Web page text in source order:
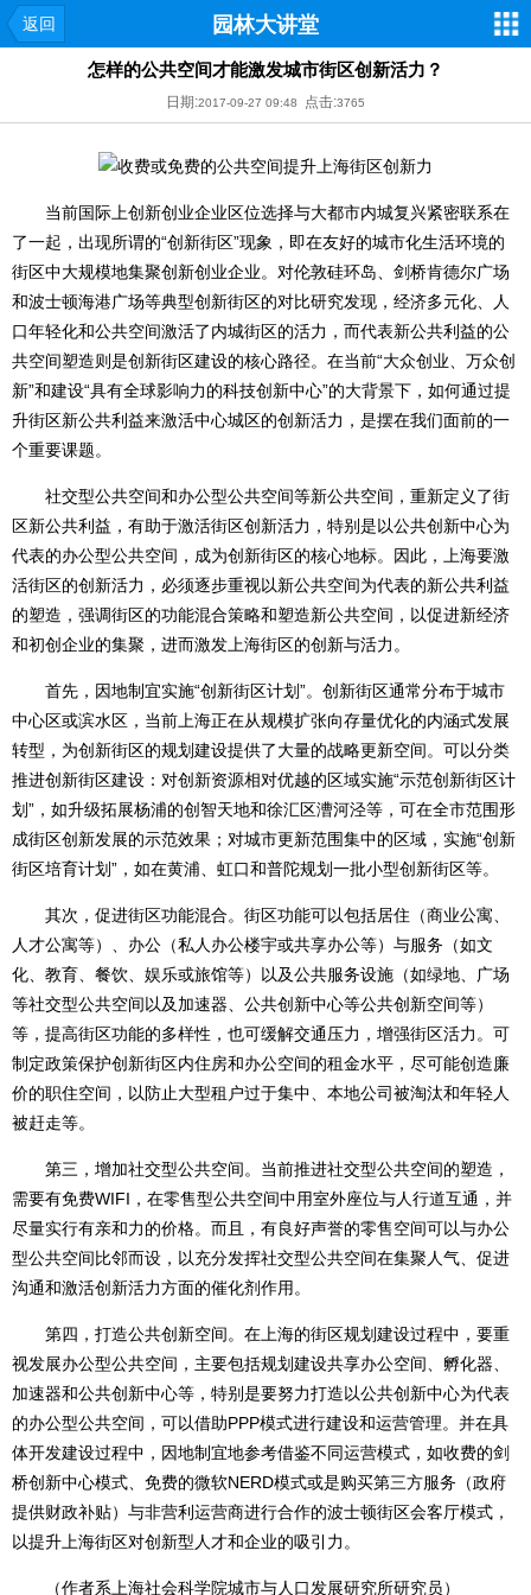
返回 园林大讲堂
怎样的公共空间才能激发城市街区创新活力？
日期:2017-09-27 09:48 点击:3765
当前国际上创新创业企业区位选择与大都市内城复兴紧密联系在
了一起，出现所谓的“创新街区”现象，即在友好的城市化生活环境的
街区中大规模地集聚创新创业企业。对伦敦硅环岛、剑桥肯德尔广场
和波士顿海港广场等典型创新街区的对比研究发现，经济多元化、人
口年轻化和公共空间激活了内城街区的活力，而代表新公共利益的公
共空间塑造则是创新街区建设的核心路径。在当前“大众创业、万众创
新”和建设“具有全球影响力的科技创新中心”的大背景下，如何通过提
升街区新公共利益来激活中心城区的创新活力，是摆在我们面前的一
个重要课题。
社交型公共空间和办公型公共空间等新公共空间，重新定义了街
区新公共利益，有助于激活街区创新活力，特别是以公共创新中心为
代表的办公型公共空间，成为创新街区的核心地标。因此，上海要激
活街区的创新活力，必须逐步重视以新公共空间为代表的新公共利益
的塑造，强调街区的功能混合策略和塑造新公共空间，以促进新经济
和初创企业的集聚，进而激发上海街区的创新与活力。
首先，因地制宜实施“创新街区计划”。创新街区通常分布于城市
中心区或滨水区，当前上海正在从规模扩张向存量优化的内涵式发展
转型，为创新街区的规划建设提供了大量的战略更新空间。可以分类
推进创新街区建设：对创新资源相对优越的区域实施“示范创新街区计
划”，如升级拓展杨浦的创智天地和徐汇区漕河泾等，可在全市范围形
成街区创新发展的示范效果；对城市更新范围集中的区域，实施“创新
街区培育计划”，如在黄浦、虹口和普陀规划一批小型创新街区等。
其次，促进街区功能混合。街区功能可以包括居住（商业公寓、
人才公寓等）、办公（私人办公楼宇或共享办公等）与服务（如文
化、教育、餐饮、娱乐或旅馆等）以及公共服务设施（如绿地、广场
等社交型公共空间以及加速器、公共创新中心等公共创新空间等）
等，提高街区功能的多样性，也可缓解交通压力，增强街区活力。可
制定政策保护创新街区内住房和办公空间的租金水平，尽可能创造廉
价的职住空间，以防止大型租户过于集中、本地公司被淘汰和年轻人
被赶走等。
第三，增加社交型公共空间。当前推进社交型公共空间的塑造，
需要有免费WIFI，在零售型公共空间中用室外座位与人行道互通，并
尽量实行有亲和力的价格。而且，有良好声誉的零售空间可以与办公
型公共空间比邻而设，以充分发挥社交型公共空间在集聚人气、促进
沟通和激活创新活力方面的催化剂作用。
第四，打造公共创新空间。在上海的街区规划建设过程中，要重
视发展办公型公共空间，主要包括规划建设共享办公空间、孵化器、
加速器和公共创新中心等，特别是要努力打造以公共创新中心为代表
的办公型公共空间，可以借助PPP模式进行建设和运营管理。并在具
体开发建设过程中，因地制宜地参考借鉴不同运营模式，如收费的剑
桥创新中心模式、免费的微软NERD模式或是购买第三方服务（政府
提供财政补贴）与非营利运营商进行合作的波士顿街区会客厅模式，
以提升上海街区对创新型人才和企业的吸引力。
（作者系上海社会科学院城市与人口发展研究所研究员）